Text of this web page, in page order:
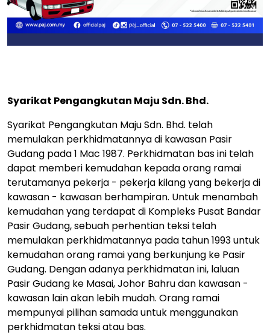
Syarikat Pengangkutan Maju Sdn. Bhd.
Syarikat Pengangkutan Maju Sdn. Bhd. telah
memulakan perkhidmatannya di kawasan Pasir
Gudang pada 1 Mac 1987. Perkhidmatan bas ini telah
dapat memberi kemudahan kepada orang ramai
terutamanya pekerja - pekerja kilang yang bekerja di
kawasan - kawasan berhampiran. Untuk menambah
kemudahan yang terdapat di Kompleks Pusat Bandar
Pasir Gudang, sebuah perhentian teksi telah
memulakan perkhidmatannya pada tahun 1993 untuk
kemudahan orang ramai yang berkunjung ke Pasir
Gudang. Dengan adanya perkhidmatan ini, laluan
Pasir Gudang ke Masai, Johor Bahru dan kawasan -
kawasan lain akan lebih mudah. Orang ramai
mempunyai pilihan samada untuk menggunakan
perkhidmatan teksi atau bas.